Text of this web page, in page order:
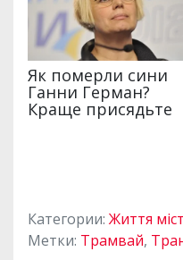
Категории: Життя
Метки: Трамвай,